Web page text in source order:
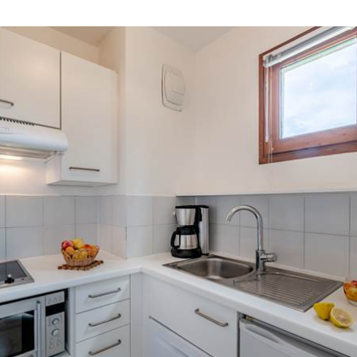
Petit-déjeuner au buffet
Commencez la journée par un délicieux petit déjeuner, face à
Notre petit déjeuner comprend une sélection de boissons
chaudes, de jus de fruits, pains et viennoiseries, confitures,
céréales, laitages, fruits frais et une sélection de produits
locaux.
Ouvert de 6h30 à 9h30.